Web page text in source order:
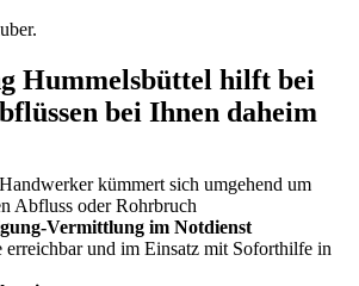
Hummelsbüttel hilft bei
bei Ihnen daheim
kümmert sich umgehend um
Abfluss oder Rohrbruch
Vermittlung im Notdienst
erreichbar und im Einsatz mit Soforthilfe in